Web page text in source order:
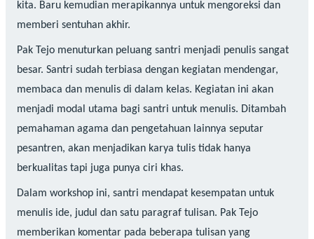
kita. Baru kemudian merapikannya untuk mengoreksi dan
memberi sentuhan akhir.
Pak Tejo menuturkan peluang santri menjadi penulis sangat
besar. Santri sudah terbiasa dengan kegiatan mendengar,
membaca dan menulis di dalam kelas. Kegiatan ini akan
menjadi modal utama bagi santri untuk menulis. Ditambah
pemahaman agama dan pengetahuan lainnya seputar
pesantren, akan menjadikan karya tulis tidak hanya
berkualitas tapi juga punya ciri khas.
Dalam workshop ini, santri mendapat kesempatan untuk
menulis ide, judul dan satu paragraf tulisan. Pak Tejo
memberikan komentar pada beberapa tulisan yang